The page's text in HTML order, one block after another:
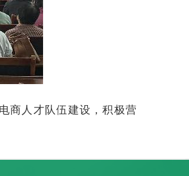
商人才队伍建设，积极营